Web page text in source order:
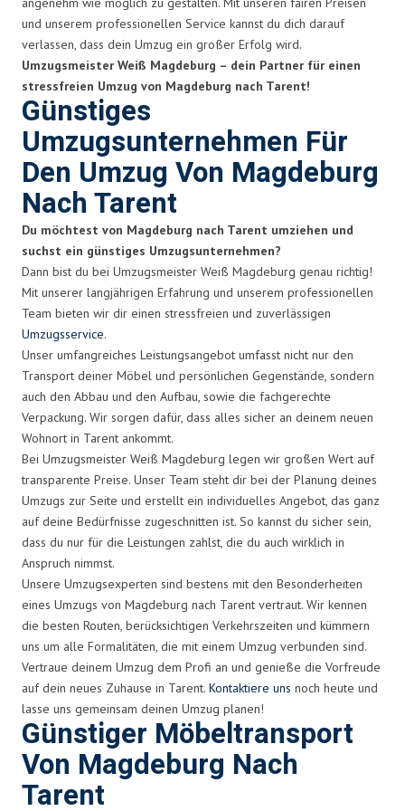
und unserem professionellen Service kannst du dich darauf
verlassen, dass dein Umzug ein großer Erfolg wird.
Umzugsmeister Weiß Magdeburg – dein Partner für einen
stressfreien Umzug von Magdeburg nach Tarent!
Günstiges
Umzugsunternehmen Für
Den Umzug Von Magdeburg
Nach Tarent
Du möchtest von Magdeburg nach Tarent umziehen und
suchst ein günstiges Umzugsunternehmen?
Dann bist du bei Umzugsmeister Weiß Magdeburg genau richtig!
Mit unserer langjährigen Erfahrung und unserem professionellen
Team bieten wir dir einen stressfreien und zuverlässigen
Umzugsservice.
Unser umfangreiches Leistungsangebot umfasst nicht nur den
Transport deiner Möbel und persönlichen Gegenstände, sondern
auch den Abbau und den Aufbau, sowie die fachgerechte
Verpackung. Wir sorgen dafür, dass alles sicher an deinem neuen
Wohnort in Tarent ankommt.
Bei Umzugsmeister Weiß Magdeburg legen wir großen Wert auf
transparente Preise. Unser Team steht dir bei der Planung deines
Umzugs zur Seite und erstellt ein individuelles Angebot, das ganz
auf deine Bedürfnisse zugeschnitten ist. So kannst du sicher sein,
dass du nur für die Leistungen zahlst, die du auch wirklich in
Anspruch nimmst.
Unsere Umzugsexperten sind bestens mit den Besonderheiten
eines Umzugs von Magdeburg nach Tarent vertraut. Wir kennen
die besten Routen, berücksichtigen Verkehrszeiten und kümmern
uns um alle Formalitäten, die mit einem Umzug verbunden sind.
Vertraue deinem Umzug dem Profi an und genieße die Vorfreude
auf dein neues Zuhause in Tarent. Kontaktiere uns noch heute und
lasse uns gemeinsam deinen Umzug planen!
Günstiger Möbeltransport
Von Magdeburg Nach
Tarent